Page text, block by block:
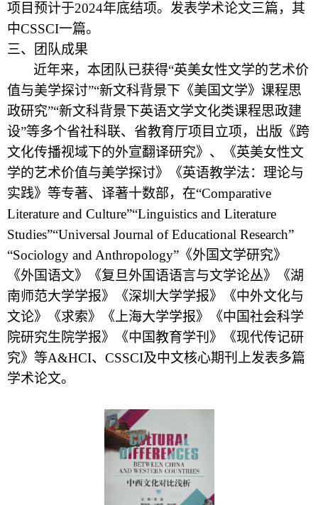
项目预计于2024年底结项。发表学术论文三篇，其
中CSSCI一篇。
三、团队成果
近年来，本团队已获得“英美女性文学的艺术价
值与美学探讨”“新文科背景下《美国文学》课程思
政研究”“新文科背景下英语文学文化类课程思政建
设”等多个省社科联、省教育厅项目立项，出版《跨
文化传播视域下的外宣翻译研究》、《英美女性文
学的艺术价值与美学探讨》《英语教学法：理论与
实践》等专著、译著十数部，在“Comparative
Literature and Culture”“Linguistics and Literature
Studies”“Universal Journal of Educational Research”
“Sociology and Anthropology”《外国文学研究》
《外国语文》《复旦外国语语言与文学论丛》《湖
南师范大学学报》《深圳大学学报》《中外文化与
文论》《求索》《上海大学学报》《中国社会科学
院研究生院学报》《中国教育学刊》《现代传记研
究》等A&HCI、 CSSCI及中文核心期刊上发表多篇
学术论文。